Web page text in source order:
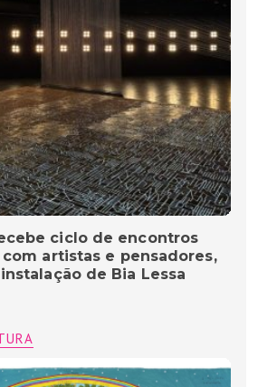
ciclo de encontros
com artistas e pensadores,
de Bia Lessa